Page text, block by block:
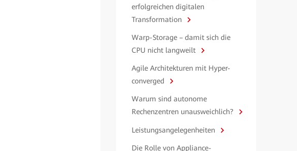
erfolgreichen digitalen
Transformation
Warp-Storage – damit sich die
CPU nicht langweilt
Agile Architekturen mit Hyper-
converged
Warum sind autonome
Rechenzentren unausweichlich?
Leistungsangelegenheiten
Die Rolle von Appliance-